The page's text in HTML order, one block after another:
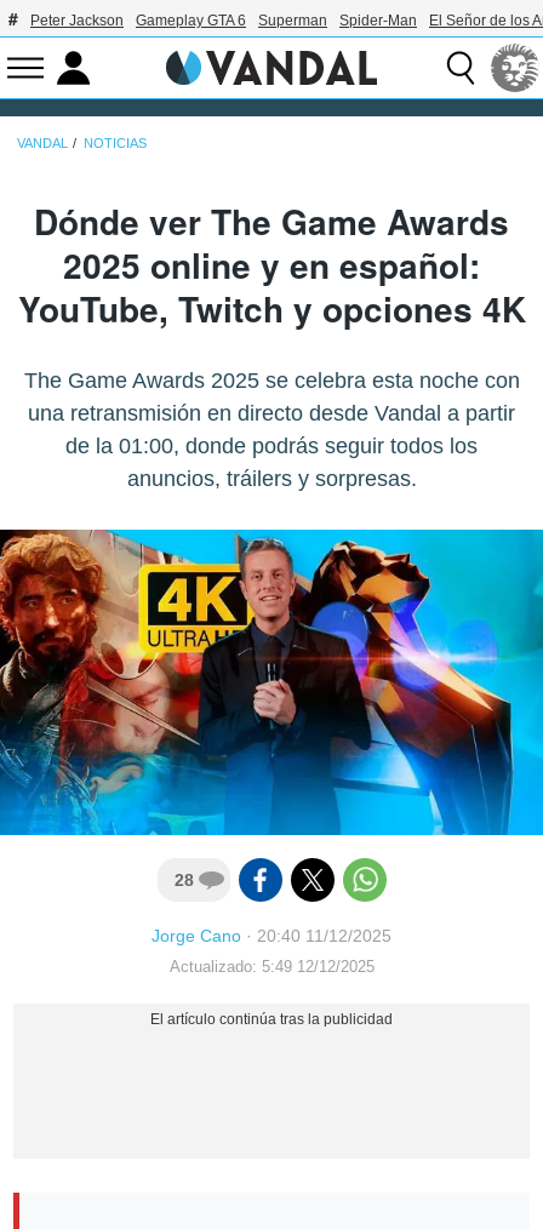
Peter Jackson Gameplay GTA 6 Superman Spider-Man El Señor de los
VANDAL NOTICIAS
Dónde ver The Game Awards
2025 online y en español:
YouTube, Twitch y opciones 4K
The Game Awards 2025 se celebra esta noche con
una retransmisión en directo desde Vandal a partir
de la 01:00, donde podrás seguir todos los
anuncios, tráilers y sorpresas.
28
Jorge Cano · 20:40 11/12/2025
Actualizado: 5:49 12/12/2025